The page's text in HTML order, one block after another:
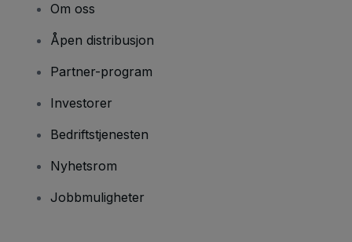
Om oss
Åpen distribusjon
Partner-program
Investorer
Bedriftstjenesten
Nyhetsrom
Jobbmuligheter